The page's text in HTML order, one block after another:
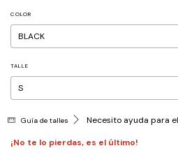
COLOR
TALLE
Guía de talles Necesito ayuda para
¡No te lo pierdas, es el último!